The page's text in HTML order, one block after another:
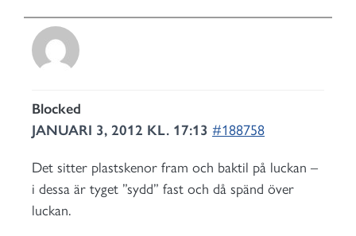
Blocked
JANUARI 3, 2012 KL. 17:13 #188758
Det sitter plastskenor fram och baktil på luckan –
i dessa är tyget ”sydd” fast och då spänd över
luckan.